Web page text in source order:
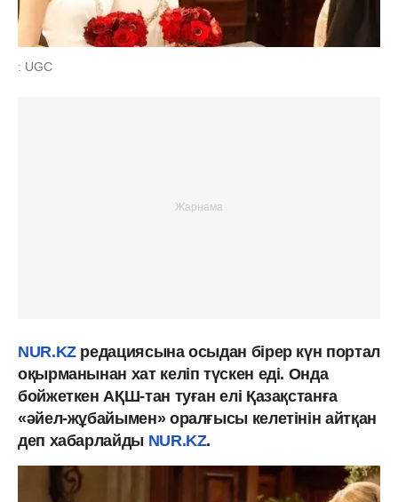
: UGC
NUR.KZредациясына осыдан бірер күн портал
оқырманынан хат келіп түскен еді. Онда
бойжеткен АҚШ-тан туған елі Қазақстанға
«әйел-жұбайымен» оралғысы келетінін айтқан
деп хабарлайды NUR.KZ.